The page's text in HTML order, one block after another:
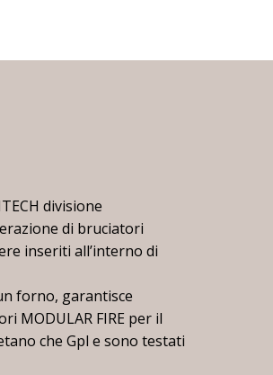
divisione
di bruciatori
inseriti all’interno di
forno, garantisce
MODULAR FIRE per il
che Gpl e sono testati